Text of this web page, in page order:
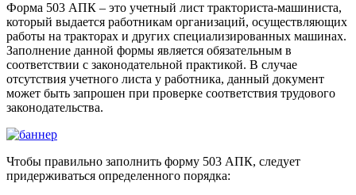
Форма 503 АПК – это учетный лист тракториста-машиниста,
который выдается работникам организаций, осуществляющих
работы на тракторах и других специализированных машинах.
Заполнение данной формы является обязательным в
соответствии с законодательной практикой. В случае
отсутствия учетного листа у работника, данный документ
может быть запрошен при проверке соответствия трудового
законодательства.
Чтобы правильно заполнить форму 503 АПК, следует
придерживаться определенного порядка: